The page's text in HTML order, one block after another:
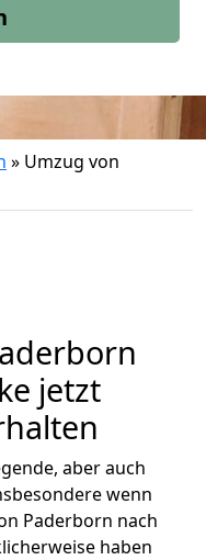
» Umzug von
jetzt
aber auch
wenn
Paderborn nach
haben